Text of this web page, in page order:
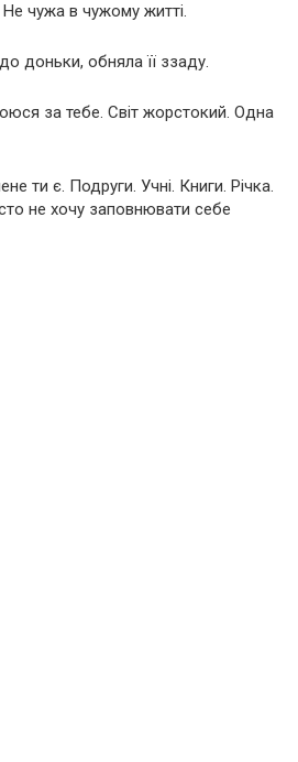
чужа в чужому житті.
доньки, обняла її ззаду.
за тебе. Світ жорстокий. Одна
ти є. Подруги. Учні. Книги. Річка.
не хочу заповнювати себе